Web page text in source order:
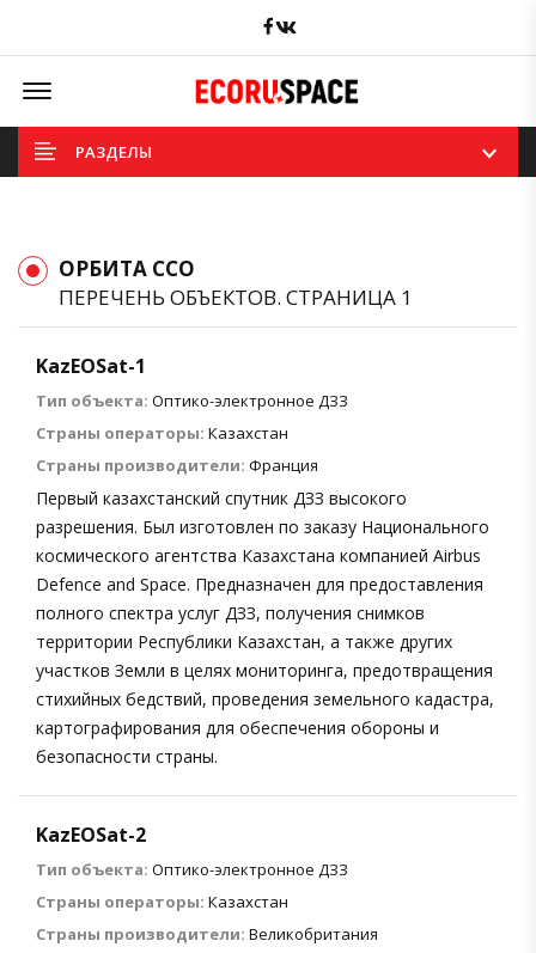
Facebook
Offcanvas Menu Open
РАЗДЕЛЫ
ОРБИТА ССО
ПЕРЕЧЕНЬ ОБЪЕКТОВ. СТРАНИЦА 1
KazEOSat-1
Тип объекта: Оптико-электронное ДЗЗ
Страны операторы: Казахстан
Страны производители: Франция
Первый казахстанский спутник ДЗЗ высокого
разрешения. Был изготовлен по заказу Национального
космического агентства Казахстана компанией Airbus
Defence and Space. Предназначен для предоставления
полного спектра услуг ДЗЗ, получения снимков
территории Республики Казахстан, а также других
участков Земли в целях мониторинга, предотвращения
стихийных бедствий, проведения земельного кадастра,
картографирования для обеспечения обороны и
безопасности страны.
KazEOSat-2
Тип объекта: Оптико-электронное ДЗЗ
Страны операторы: Казахстан
Страны производители: Великобритания